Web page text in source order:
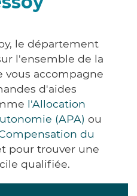
le département
l'ensemble de la
vous accompagne
d'aides
l'Allocation
(APA) ou
du
pour trouver une
qualifiée.